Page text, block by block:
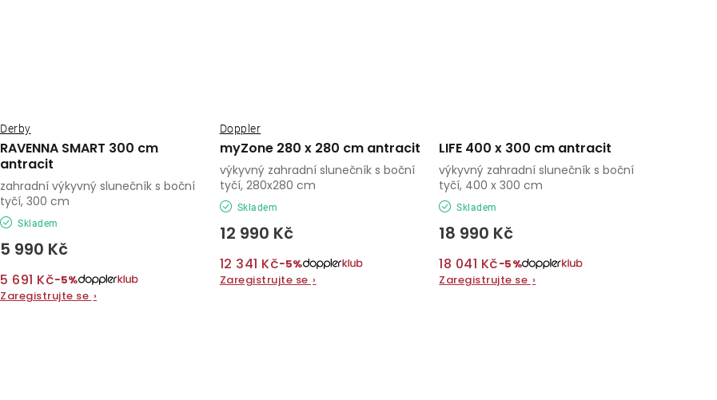
RAVENNA SMART 300 cm
antracit
Derby
Skladem
5 990 Kč
5 691 Kč−5%
Zaregistrujte se ›
zahradní výkyvný slunečník s boční
tyčí, 300 cm
myZone 280 x 280 cm antracit
Doppler
Skladem
12 990 Kč
12 341 Kč−5%
Zaregistrujte se ›
výkyvný zahradní slunečník s boční
tyčí, 280x280 cm
LIFE 400 x 300 cm antracit
Skladem
18 990 Kč
18 041 Kč−5%
Zaregistrujte se ›
výkyvný zahradní slunečník s boční
tyčí, 400 x 300 cm